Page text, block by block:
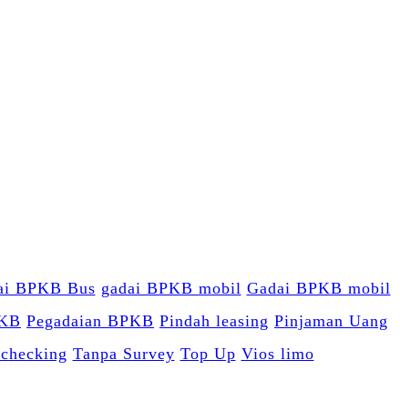
BPKB Bus gadai BPKB mobil Gadai BPKB mobil
Pegadaian BPKB Pindah leasing Pinjaman Uang
Tanpa Survey Top Up Vios limo